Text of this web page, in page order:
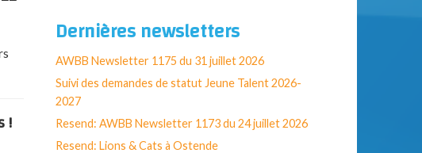
!
Dernières newsletters
AWBB Newsletter 1175 du 31 juillet 2026
Suivi des demandes de statut Jeune Talent 2026-
2027
Resend: AWBB Newsletter 1173 du 24 juillet 2026
Resend: Lions & Cats à Ostende